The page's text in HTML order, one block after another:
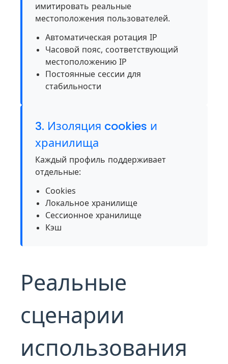
имитировать реальные
местоположения пользователей.
Автоматическая ротация IP
Часовой пояс, соответствующий
местоположению IP
Постоянные сессии для
стабильности
3. Изоляция cookies и
хранилища
Каждый профиль поддерживает
отдельные:
Cookies
Локальное хранилище
Сессионное хранилище
Кэш
Реальные
сценарии
использования